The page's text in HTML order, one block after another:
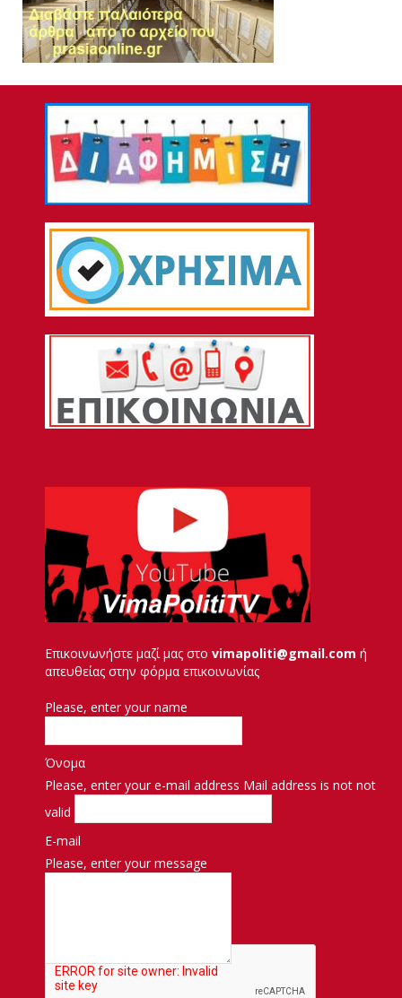
Επικοινωνήστε μαζί μας στο vimapoliti@gmail.com ή
απευθείας στην φόρμα επικοινωνίας
Please, enter your name
Όνομα
Please, enter your e-mail address Mail address is not not
valid
E-mail
Please, enter your message
Μήνυμα